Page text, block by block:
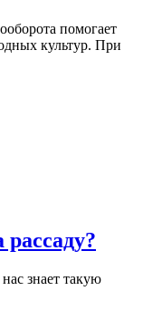
помогает
культур. При
знает такую